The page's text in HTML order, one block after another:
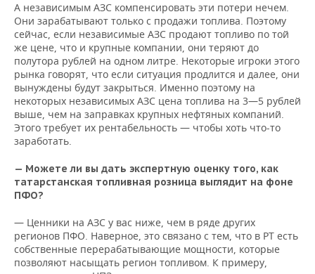
А независимым АЗС компенсировать эти потери нечем.
Они зарабатывают только с продажи топлива. Поэтому
сейчас, если независимые АЗС продают топливо по той
же цене, что и крупные компании, они теряют до
полутора рублей на одном литре. Некоторые игроки этого
рынка говорят, что если ситуация продлится и далее, они
вынуждены будут закрыться. Именно поэтому на
некоторых независимых АЗС цена топлива на 3—5 рублей
выше, чем на заправках крупных нефтяных компаний.
Этого требует их рентабельность — чтобы хоть что-то
заработать.
— Можете ли вы дать экспертную оценку того, как
татарстанская топливная розница выглядит на фоне
ПФО?
— Ценники на АЗС у вас ниже, чем в ряде других
регионов ПФО. Наверное, это связано с тем, что в РТ есть
собственные перерабатывающие мощности, которые
позволяют насыщать регион топливом. К примеру,